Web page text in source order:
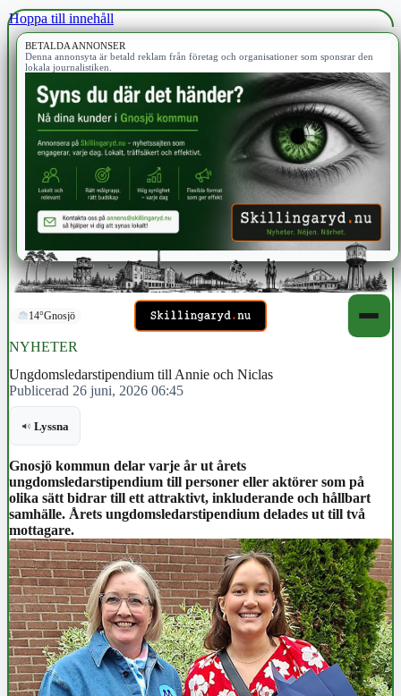
Hoppa till innehåll
BETALDA ANNONSER
Denna annonsyta är betald reklam från företag och organisationer som sponsrar den
lokala journalistiken.
14°Gnosjö
NYHETER
Ungdomsledarstipendium till Annie och Niclas
Publicerad 26 juni, 2026 06:45
Lyssna
Gnosjö kommun delar varje år ut årets
ungdomsledarstipendium till personer eller aktörer som på
olika sätt bidrar till ett attraktivt, inkluderande och hållbart
samhälle. Årets ungdomsledarstipendium delades ut till två
mottagare.